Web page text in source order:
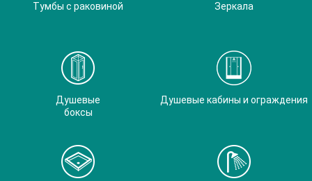
Тумбы с раковиной Зеркала
Душевые
боксы
Душевые кабины и ограждения